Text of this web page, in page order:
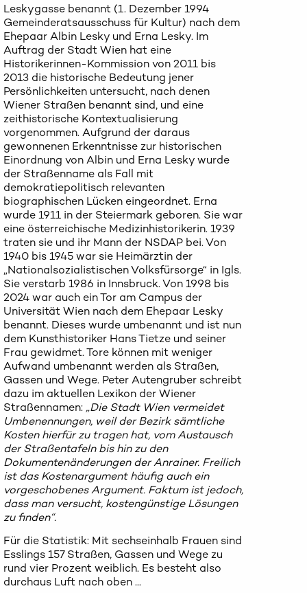
Leskygasse benannt (1. Dezember 1994
Gemeinderatsausschuss für Kultur) nach dem
Ehepaar Albin Lesky und Erna Lesky. Im
Auftrag der Stadt Wien hat eine
Historikerinnen-Kommission von 2011 bis
2013 die historische Bedeutung jener
Persönlichkeiten untersucht, nach denen
Wiener Straßen benannt sind, und eine
zeithistorische Kontextualisierung
vorgenommen. Aufgrund der daraus
gewonnenen Erkenntnisse zur historischen
Einordnung von Albin und Erna Lesky wurde
der Straßenname als Fall mit
demokratiepolitisch relevanten
biographischen Lücken eingeordnet. Erna
wurde 1911 in der Steiermark geboren. Sie war
eine österreichische Medizinhistorikerin. 1939
traten sie und ihr Mann der NSDAP bei. Von
1940 bis 1945 war sie Heimärztin der
„Nationalsozialistischen Volksfürsorge“ in Igls.
Sie verstarb 1986 in Innsbruck. Von 1998 bis
2024 war auch ein Tor am Campus der
Universität Wien nach dem Ehepaar Lesky
benannt. Dieses wurde umbenannt und ist nun
dem Kunsthistoriker Hans Tietze und seiner
Frau gewidmet. Tore können mit weniger
Aufwand umbenannt werden als Straßen,
Gassen und Wege. Peter Autengruber schreibt
dazu im aktuellen Lexikon der Wiener
Straßennamen: „Die Stadt Wien vermeidet
Umbenennungen, weil der Bezirk sämtliche
Kosten hierfür zu tragen hat, vom Austausch
der Straßentafeln bis hin zu den
Dokumentenänderungen der Anrainer. Freilich
ist das Kostenargument häufig auch ein
vorgeschobenes Argument. Faktum ist jedoch,
dass man versucht, kostengünstige Lösungen
zu finden“.
Für die Statistik: Mit sechseinhalb Frauen sind
Esslings 157 Straßen, Gassen und Wege zu
rund vier Prozent weiblich. Es besteht also
durchaus Luft nach oben ...